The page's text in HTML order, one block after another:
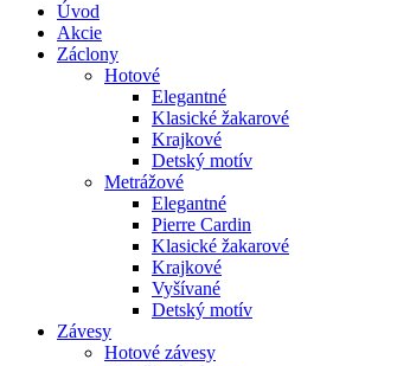
Úvod
Akcie
Záclony
Hotové
Elegantné
Klasické žakarové
Krajkové
Detský motív
Metrážové
Elegantné
Pierre Cardin
Klasické žakarové
Krajkové
Vyšívané
Detský motív
Závesy
Hotové závesy